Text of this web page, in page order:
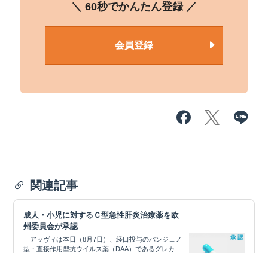
＼ 60秒でかんたん登録 ／
会員登録
関連記事
成人・小児に対するＣ型急性肝炎治療薬を欧
州委員会が承認
アッヴィは本日（8月7日）、経口投与のパンジェノ
型・直接作用型抗ウイルス薬（DAA）であるグレカ